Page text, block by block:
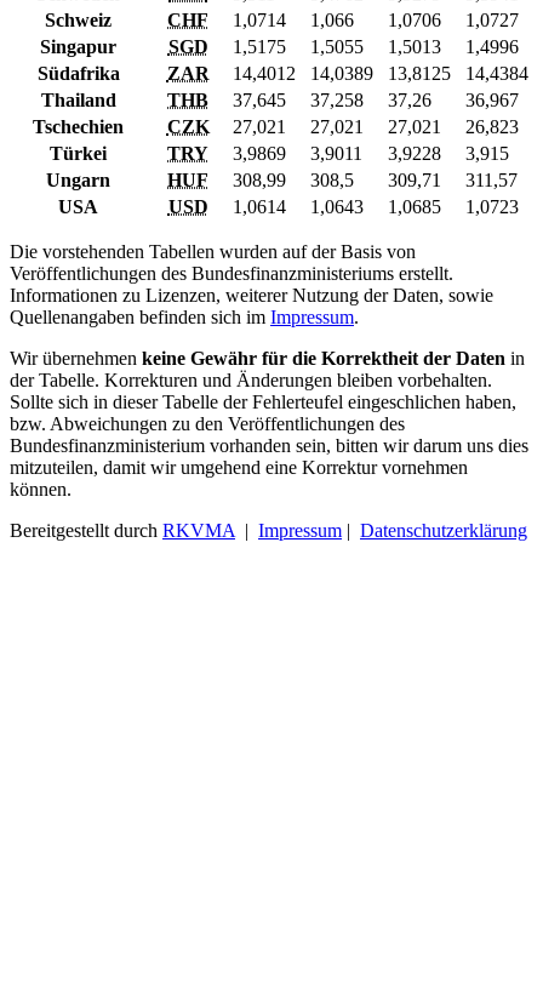
Schweiz
CHF 1,0714 1,066 1,0706
1,0727
Singapur
SGD 1,5175 1,5055 1,5013
1,4996
Südafrika
ZAR 14,4012 14,0389 13,8125
14,4384
Thailand
THB 37,645 37,258 37,26
36,967
Tschechien
CZK 27,021 27,021 27,021
26,823
Türkei
TRY 3,9869 3,9011 3,9228
3,915
Ungarn
HUF 308,99 308,5 309,71
311,57
USA
USD 1,0614 1,0643 1,0685 1,0723
Die vorstehenden Tabellen wurden auf der Basis von
Veröffentlichungen des Bundesfinanzministeriums erstellt.
Informationen zu Lizenzen, weiterer Nutzung der Daten, sowie
Quellenangaben befinden sich im Impressum.
Wir übernehmen keine Gewähr für die Korrektheit der Daten in
der Tabelle. Korrekturen und Änderungen bleiben vorbehalten.
Sollte sich in dieser Tabelle der Fehlerteufel eingeschlichen haben,
bzw. Abweichungen zu den Veröffentlichungen des
Bundesfinanzministerium vorhanden sein, bitten wir darum uns dies
mitzuteilen, damit wir umgehend eine Korrektur vornehmen
können.
Bereitgestellt durch RKVMA| Impressum Datenschutzerklärung